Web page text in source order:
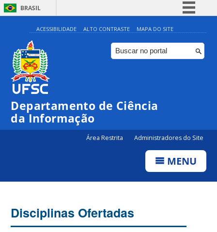
BRASIL
Simplifique!
Comunica BR
Participe
Canais
ACESSIBILIDADE ALTO CONTRASTE MAPA DO SITE
Departamento de Ciência
da Informação
Área Restrita Administradores do Site
MENU
Disciplinas Ofertadas